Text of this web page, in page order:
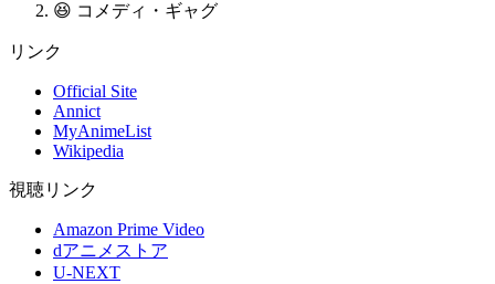
😆 コメディ・ギャグ
リンク
Official Site
Annict
MyAnimeList
Wikipedia
視聴リンク
Amazon Prime Video
dアニメストア
U-NEXT